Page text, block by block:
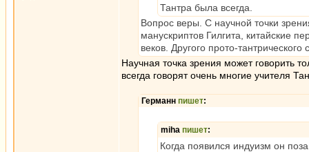
Тантра была всегда.
Вопрос веры. С научной точки
манускриптов Гилгита, китайские
веков. Другого прото-
Научная точка зрения может говорить
всегда говорят очень многие учителя
Германн пишет:
miha пишет:
Когда появился индуизм он